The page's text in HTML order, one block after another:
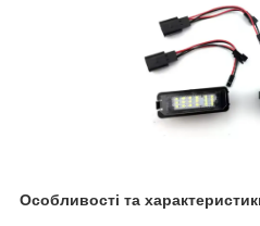
Особливості та